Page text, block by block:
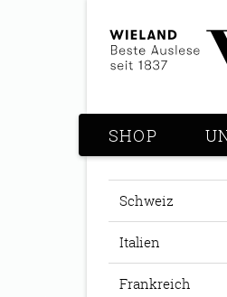
SHOP
Schweiz
Italien
Frankreich